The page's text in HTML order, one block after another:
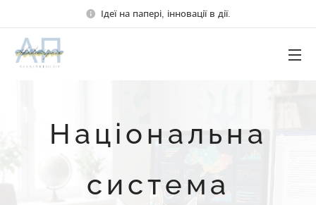
Ідеї на папері, інновації в дії.
Національна
система